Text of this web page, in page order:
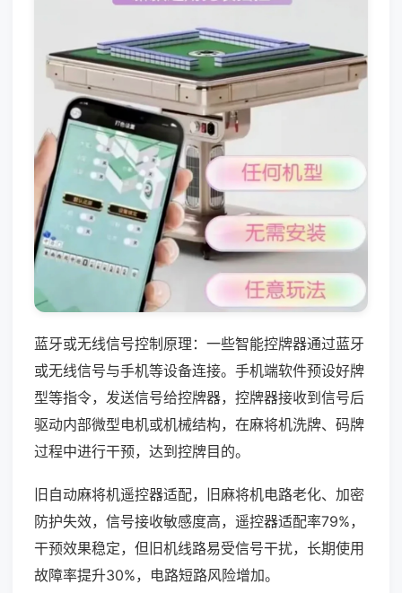
蓝牙或无线信号控制原理：一些智能控牌器通过蓝牙
或无线信号与手机等设备连接。手机端软件预设好牌
型等指令，发送信号给控牌器，控牌器接收到信号后
驱动内部微型电机或机械结构，在麻将机洗牌、码牌
过程中进行干预，达到控牌目的。
旧自动麻将机遥控器适配，旧麻将机电路老化、加密
防护失效，信号接收敏感度高，遥控器适配率79%，
干预效果稳定，但旧机线路易受信号干扰，长期使用
故障率提升30%，电路短路风险增加。